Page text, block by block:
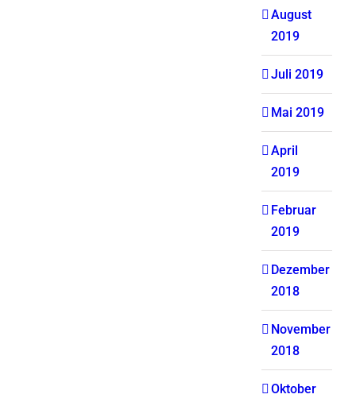
August
2019
Juli 2019
Mai 2019
April
2019
Februar
2019
Dezember
2018
November
2018
Oktober